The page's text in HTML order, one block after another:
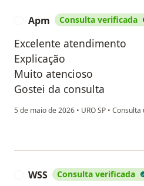
Apm Consulta verificada
Excelente atendimento
Explicação
Muito atencioso
Gostei da consulta
5 de maio de 2026 • URO SP • Consulta
WSS Consulta verificada